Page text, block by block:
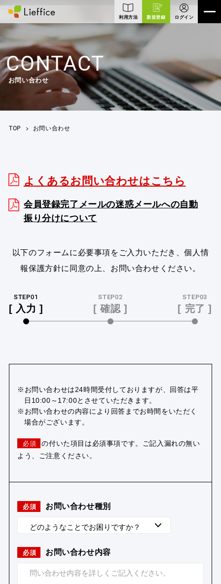
プラン&料金 PLAN&PRICE
掲示板 NEWS
新規会員登録 会員ログイン
運営会社 利用規約
特商法に基づく表示
利用方法 新規登録 ログイン
CONTACT
お問い合わせ
TOP お問い合わせ
よくあるお問い合わせはこちら
会員登録完了メールの迷惑メールへの自動
振り分けについて
以下のフォームに必要事項をご入力いただき、個人情
報保護方針に同意の上、お問い合わせください。
STEP01
[ 入力 ]
STEP02
[ 確認 ]
STEP03
[ 完了 ]
※お問い合わせは24時間受付しておりますが、回答は平
日10:00～17:00とさせていただきます。
※お問い合わせの内容により回答までお時間をいただく
場合がございます。
必須
の付いた項目は必須事項です。ご記入漏れの無い
よう、ご注意ください。
必須 お問い合わせ種別
必須 お問い合わせ内容